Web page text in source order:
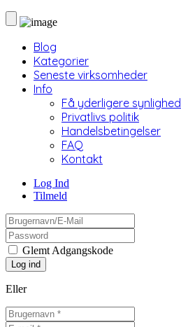
Blog
Kategorier
Seneste virksomheder
Info
Få yderligere synlighed
Privatlivs politik
Handelsbetingelser
FAQ
Kontakt
Log Ind
Tilmeld
Glemt Adgangskode
Eller